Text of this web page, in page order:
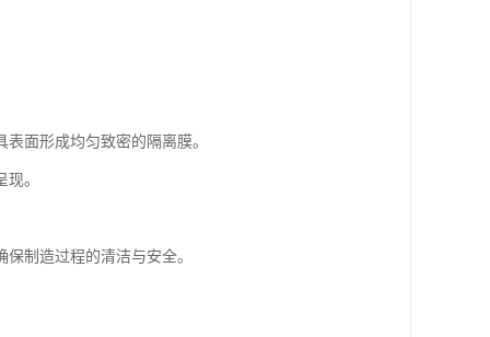
面形成均匀致密的隔离膜。
。
制造过程的清洁与安全。